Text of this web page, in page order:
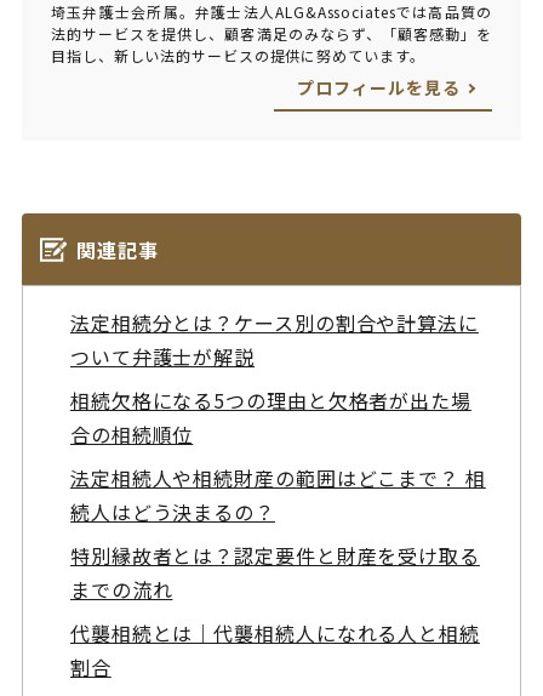
埼玉弁護士会所属。弁護士法人ALG&Associatesでは高品質の
法的サービスを提供し、顧客満足のみならず、「顧客感動」を
目指し、新しい法的サービスの提供に努めています。
プロフィールを見る
関連記事
法定相続分とは？ケース別の割合や計算法に
ついて弁護士が解説
相続欠格になる5つの理由と欠格者が出た場
合の相続順位
法定相続人や相続財産の範囲はどこまで？ 相
続人はどう決まるの？
特別縁故者とは？認定要件と財産を受け取る
までの流れ
代襲相続とは｜代襲相続人になれる人と相続
割合